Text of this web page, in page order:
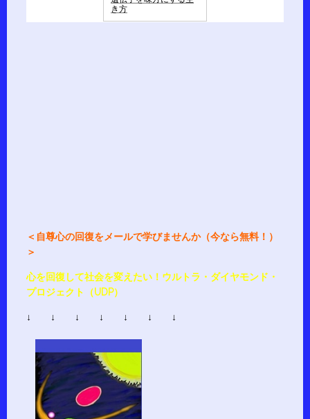
き方
＜自尊心の回復をメールで学びませんか（今なら無料！）
＞
心を回復して社会を変えたい！ウルトラ・ダイヤモンド・
プロジェクト（UDP）
↓ ↓ ↓ ↓ ↓ ↓ ↓